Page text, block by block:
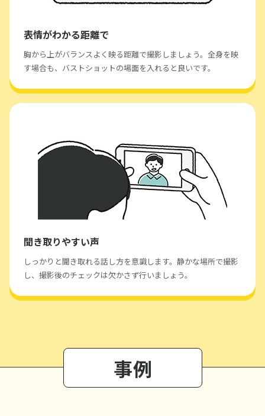
表情がわかる距離で
胸から上がバランスよく映る距離で撮影しましょう。全身を映
す場合も、バストショットの場面を入れると良いです。
聞き取りやすい声
しっかりと聞き取れる話し方を意識します。静かな場所で撮影
し、撮影後のチェックは欠かさず行いましょう。
事例